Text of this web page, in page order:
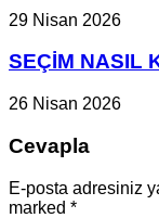
29 Nisan 2026
SEÇİM NASIL
26 Nisan 2026
Cevapla
E-posta adresiniz
marked *